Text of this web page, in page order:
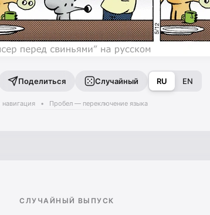
Поделиться Случайный
• Пробел — переключение языка
RU EN
СЛУЧАЙНЫЙ ВЫПУСК